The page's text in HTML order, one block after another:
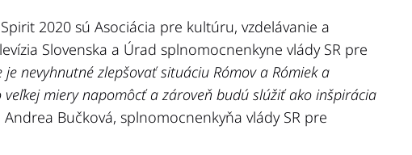
2020 sú Asociácia pre kultúru, vzdelávanie a
Slovenska a Úrad splnomocnenkyne vlády SR pre
je nevyhnutné zlepšovať situáciu Rómov a Rómiek a
miery napomôcť a zároveň budú slúžiť ako inšpirácia
Andrea Bučková, splnomocnenkyňa vlády SR pre